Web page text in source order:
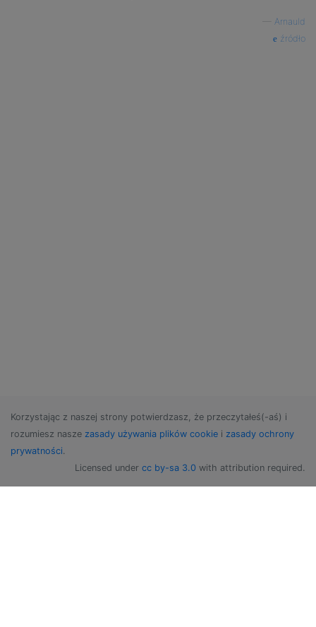
Arnauld
źródło
Korzystając z naszej strony potwierdzasz, że przeczytałeś(-aś) i
rozumiesz nasze zasady używania plików cookie i zasady ochrony
prywatności.
Licensed under cc by-sa 3.0 with attribution required.